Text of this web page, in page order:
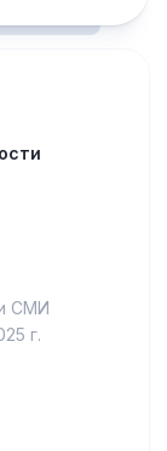
СМИ
г.